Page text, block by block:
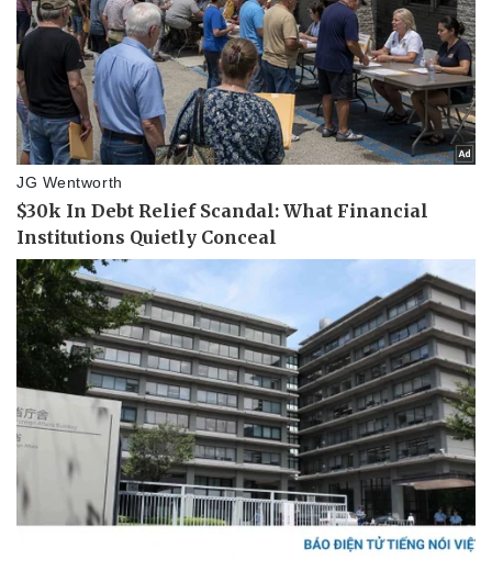
Tin nóng
Tư vấn luật
Việt Nam
Phân tích